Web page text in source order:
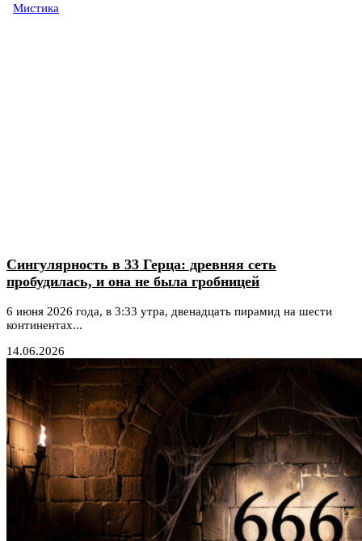
Мистика
Сингулярность в 33 Герца: древняя сеть
пробудилась, и она не была гробницей
6 июня 2026 года, в 3:33 утра, двенадцать пирамид на шести
континентах...
14.06.2026